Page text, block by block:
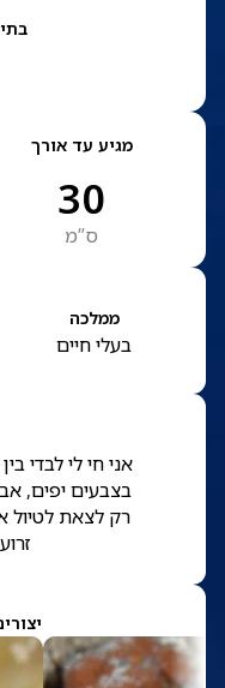
מגיע עד אורך
30
ס”מ
ממלכה
בעלי חיים
אני חי לי לבדי
בצבעים יפים,
רק לצאת לטיול